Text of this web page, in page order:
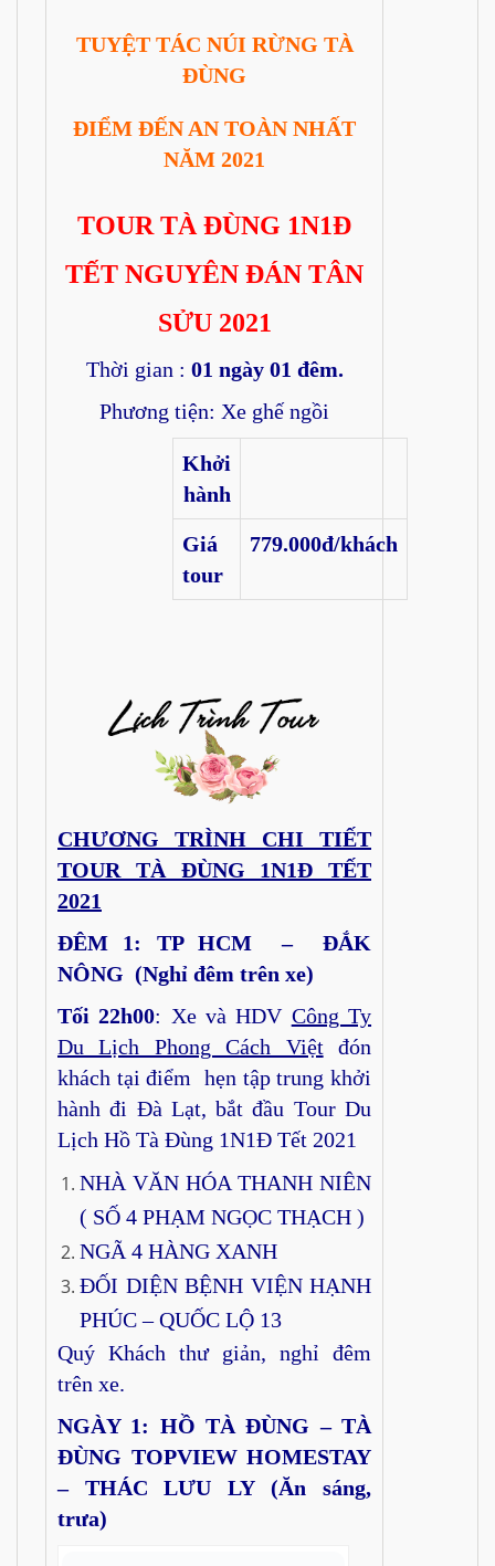
TUYỆT TÁC NÚI RỪNG TÀ
ĐÙNG
ĐIỂM ĐẾN AN TOÀN NHẤT
NĂM 2021
TOUR TÀ ĐÙNG 1N1Đ
TẾT NGUYÊN ĐÁN TÂN
SỬU 2021
Thời gian : 01 ngày 01 đêm.
Phương tiện: Xe ghế ngồi
Khởi
hành
Giá
tour
779.000đ/khách
CHƯƠNG TRÌNH CHI TIẾT
TOUR TÀ ĐÙNG 1N1Đ TẾT
2021
ĐÊM 1: TP HCM – ĐẮK
NÔNG (Nghỉ đêm trên xe)
Tối 22h00: Xe và HDV Công Ty
Du Lịch Phong Cách Việtđón
khách tại điểm hẹn tập trung khởi
hành đi Đà Lạt, bắt đầu Tour Du
Lịch Hồ Tà Đùng 1N1Đ Tết 2021
NHÀ VĂN HÓA THANH NIÊN
( SỐ 4 PHẠM NGỌC THẠCH )
NGÃ 4 HÀNG XANH
ĐỐI DIỆN BỆNH VIỆN HẠNH
PHÚC – QUỐC LỘ 13
Quý Khách thư giản, nghỉ đêm
trên xe.
NGÀY 1: HỒ TÀ ĐÙNG – TÀ
ĐÙNG TOPVIEW HOMESTAY
– THÁC LƯU LY(Ăn sáng,
trưa)